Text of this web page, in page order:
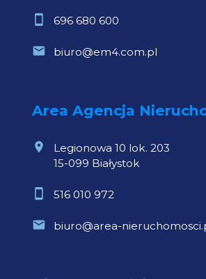
696 680 600
biuro@em4.com.pl
Area Agencja
Legionowa 10 lok. 203
15-099 Białystok
516 010 972
biuro@area-